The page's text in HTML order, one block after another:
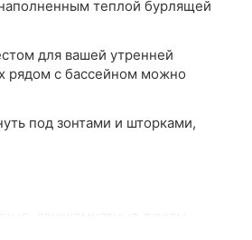
теплой бурлящей
для вашей утренней
рядом с бассейном можно
под зонтами и шторками,
двухкомнатные люксы,
В номерах вас ждет